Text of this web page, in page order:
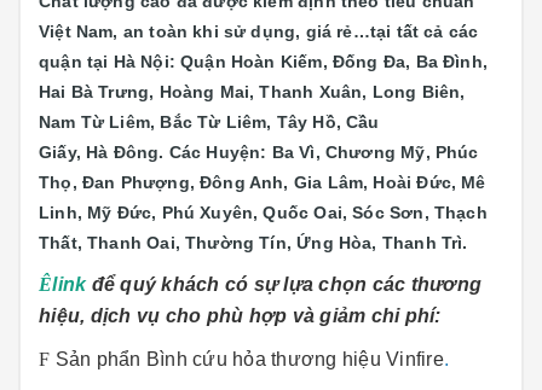
Việt Nam, an toàn khi sử dụng, giá rẻ…tại tất cả các
quận tại Hà Nội: Quận Hoàn Kiếm, Đống Đa, Ba Đình,
Hai Bà Trưng, Hoàng Mai, Thanh Xuân, Long Biên,
Nam Từ Liêm, Bắc Từ Liêm, Tây Hồ, Cầu
Giấy, Hà Đông. Các Huyện: Ba Vì, Chương Mỹ, Phúc
Thọ, Đan Phượng, Đông Anh, Gia Lâm, Hoài Đức, Mê
Linh, Mỹ Đức, Phú Xuyên, Quốc Oai, Sóc Sơn, Thạch
Thất, Thanh Oai, Thường Tín, Ứng Hòa, Thanh Trì.
Êlink để quý khách có sự lựa chọn các thương
hiệu, dịch vụ cho phù hợp và giảm chi phí:
F Sản phẩn Bình cứu hỏa thương hiệu Vinfire.